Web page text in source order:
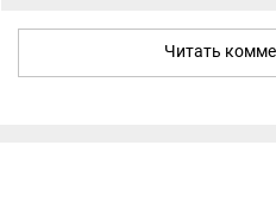
Читать